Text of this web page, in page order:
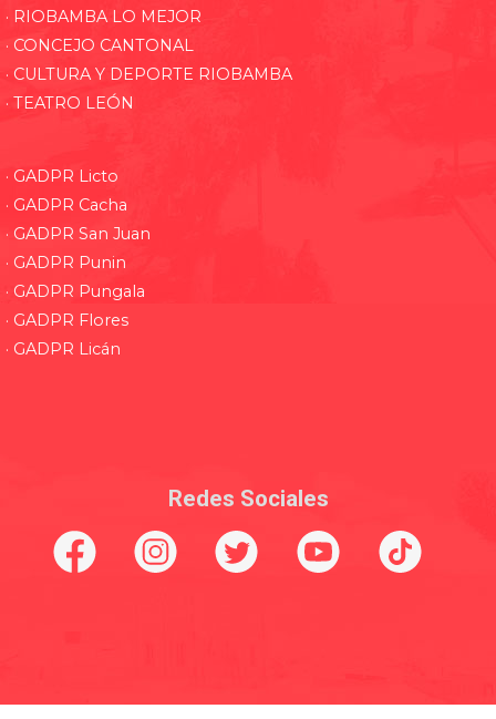
· RIOBAMBA LO MEJOR
· CONCEJO CANTONAL
· CULTURA Y DEPORTE RIOBAMBA
· TEATRO LEÓN
· GADPR Licto
· GADPR Cacha
· GADPR San Juan
· GADPR Punin
· GADPR Pungala
· GADPR Flores
· GADPR Licán
Redes Sociales